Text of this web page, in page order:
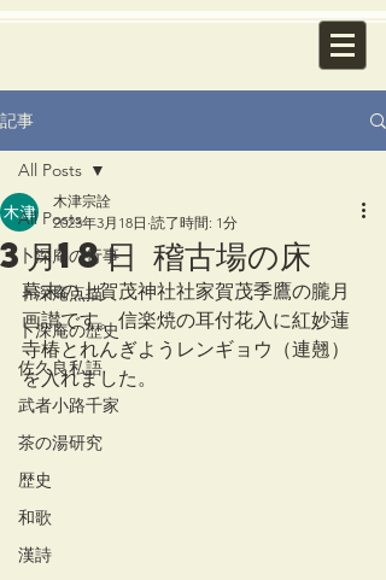
記事
All Posts
卜深庵の行事
卜深庵点描
卜深庵の歴史
佐久良私語
武者小路千家
茶の湯研究
歴史
和歌
漢詩
All Posts
3月18日 稽古場の床
木津宗詮
2023年3月18日 読了時間: 1分
幕末の上賀茂神社社家賀茂季鷹の朧月
画讃です。信楽焼の耳付花入に紅妙蓮
寺椿とれんぎようレンギョウ（連翹）
を入れました。